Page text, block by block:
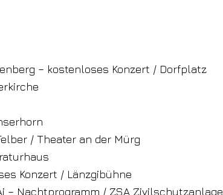
– kostenloses Konzert / Dorfplatz
/ Theater an der Mürg
Konzert / Länzgibühne
– Nachtprogramm / ZSA Zivilschutzanlage